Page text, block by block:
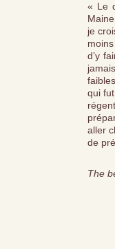
« Le
je
d’y
qui
aller
de
The